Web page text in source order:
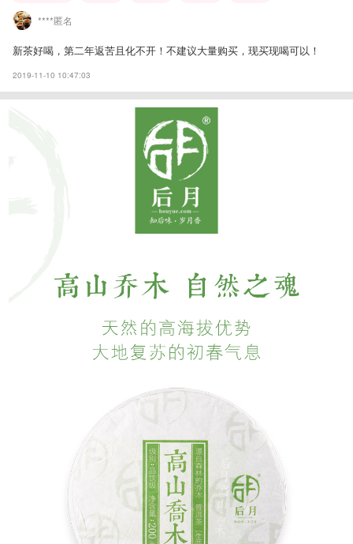
****匿名
新茶好喝，第二年返苦且化不开！不建议大量购买，现买现喝可以！
2019-11-10 10:47:03